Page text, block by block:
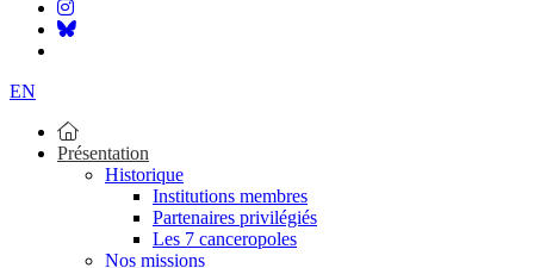
EN
Présentation
Historique
Institutions membres
Partenaires privilégiés
Les 7 canceropoles
Nos missions